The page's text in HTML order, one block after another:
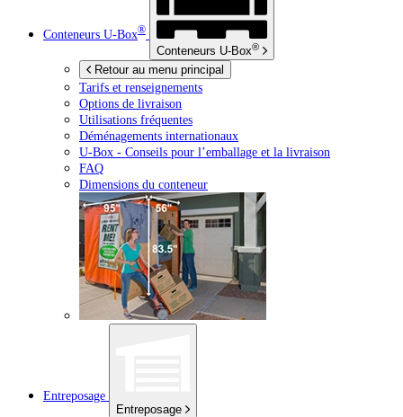
Conteneurs U-Box®
Conteneurs U-Box®
Retour au menu principal
Tarifs et renseignements
Options de livraison
Utilisations fréquentes
Déménagements internationaux
U-Box - Conseils pour l’emballage et la livraison
FAQ
Dimensions du conteneur
Entreposage
Entreposage